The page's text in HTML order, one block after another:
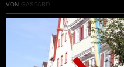
VON GASPARD